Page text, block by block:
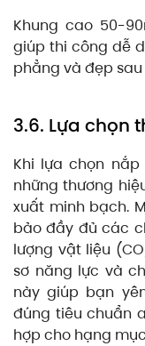
Khung cao 50-
giúp thi công dễ
phẳng và đẹp
3.6. Lựa chọn
Khi lựa chọn
những thương
xuất minh bạch.
bảo đầy đủ các
lượng vật liệu
sơ năng lực và
này giúp bạn
đúng tiêu chuẩn
hợp cho hạng